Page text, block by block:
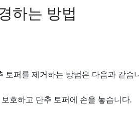
하는 방법
토퍼를 제거하는 방법은 다음과 같습
호하고 단추 토퍼에 손을 놓습니다.